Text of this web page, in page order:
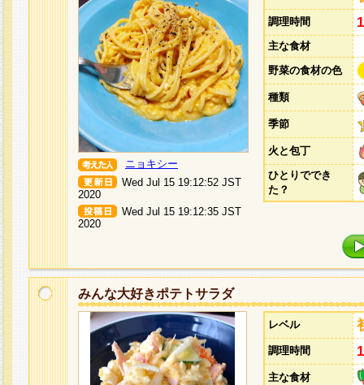
ニョキシー
Wed Jul 15 19:12:52 JST
2020
Wed Jul 15 19:12:35 JST
2020
調理時間
主な食材
野菜の食材の色
種類
季節
火と包丁
ひとりででき
た？
みんな大好きポテトサラダ
レベル
調理時間
主な食材